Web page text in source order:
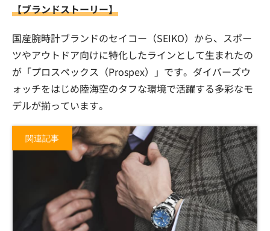
【ブランドストーリー】
国産腕時計ブランドのセイコー（SEIKO）から、スポー
ツやアウトドア向けに特化したラインとして生まれたの
が「プロスペックス（Prospex）」です。ダイバーズウ
ォッチをはじめ陸海空のタフな環境で活躍する多彩なモ
デルが揃っています。